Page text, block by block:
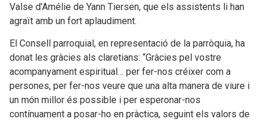
Valse d’Amélie de Yann Tiersen, que els assistents li han
agraït amb un fort aplaudiment.
El Consell parroquial, en representació de la parròquia, ha
donat les gràcies als claretians: “Gràcies pel vostre
acompanyament espiritual… per fer-nos créixer com a
persones, per fer-nos veure que una alta manera de viure i
un món millor és possible i per esperonar-nos
contínuament a posar-ho en pràctica, seguint els valors de